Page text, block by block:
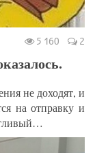
5 160 2
не доходят, и
на отправку и